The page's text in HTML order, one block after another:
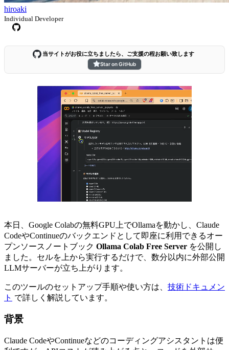
hiroaki
Individual Developer
当サイトがお役に立ちましたら、ご支援の程お願い致します
Star on GitHub
本日、Google Colabの無料GPU上でOllamaを動かし、Claude
CodeやContinueのバックエンドとして即座に利用できるオー
プンソースノートブック Ollama Colab Free Server を公開し
ました。セルを上から実行するだけで、数分以内に外部公開
LLMサーバーが立ち上がります。
このツールのセットアップ手順や使い方は、 技術ドキュメン
ト で詳しく解説しています。
背景
Claude CodeやContinueなどのコーディングアシスタントは便